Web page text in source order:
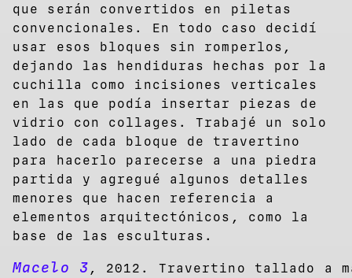
que serán convertidos en piletas
convencionales. En todo caso decidí
usar esos bloques sin romperlos,
dejando las hendiduras hechas por la
cuchilla como incisiones verticales
en las que podía insertar piezas de
vidrio con collages. Trabajé un solo
lado de cada bloque de travertino
para hacerlo parecerse a una piedra
partida y agregué algunos detalles
menores que hacen referencia a
elementos arquitectónicos, como la
base de las esculturas.
Macelo 3 , 2012. Travertino tallado a